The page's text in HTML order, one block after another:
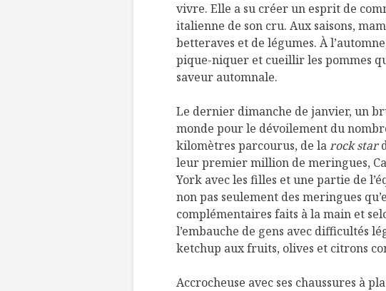
vivre. Elle a su créer un esprit de
italienne de son cru. Aux saisons,
betteraves et de légumes. À
pique-niquer et cueillir les pommes
saveur automnale.
Le dernier dimanche de janvier, un
monde pour le dévoilement du
kilomètres parcourus, de larock star
leur premier million de meringues,
York avec les filles et une partie de
non pas seulement des meringues
complémentaires faits à la main et
l’embauche de gens avec difficultés
ketchup aux fruits, olives et citrons
Accrocheuse avec ses chaussures à